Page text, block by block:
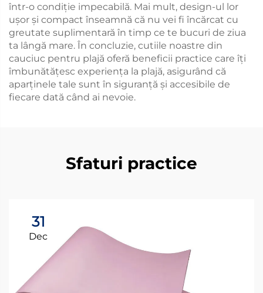
într-o condiție impecabilă. Mai mult, design-ul lor
ușor și compact înseamnă că nu vei fi încărcat cu
greutate suplimentară în timp ce te bucuri de ziua
ta lângă mare. În concluzie, cutiile noastre din
cauciuc pentru plajă oferă beneficii practice care îți
îmbunătățesc experiența la plajă, asigurând că
aparținele tale sunt în siguranță și accesibile de
fiecare dată când ai nevoie.
Sfaturi practice
31
Dec